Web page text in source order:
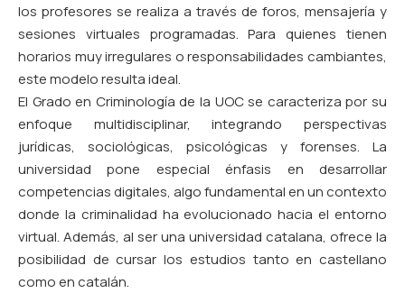
los profesores se realiza a través de foros, mensajería y
sesiones virtuales programadas. Para quienes tienen
horarios muy irregulares o responsabilidades cambiantes,
este modelo resulta ideal.
El Grado en Criminología de la UOC se caracteriza por su
enfoque multidisciplinar, integrando perspectivas
jurídicas, sociológicas, psicológicas y forenses. La
universidad pone especial énfasis en desarrollar
competencias digitales, algo fundamental en un contexto
donde la criminalidad ha evolucionado hacia el entorno
virtual. Además, al ser una universidad catalana, ofrece la
posibilidad de cursar los estudios tanto en castellano
como en catalán.